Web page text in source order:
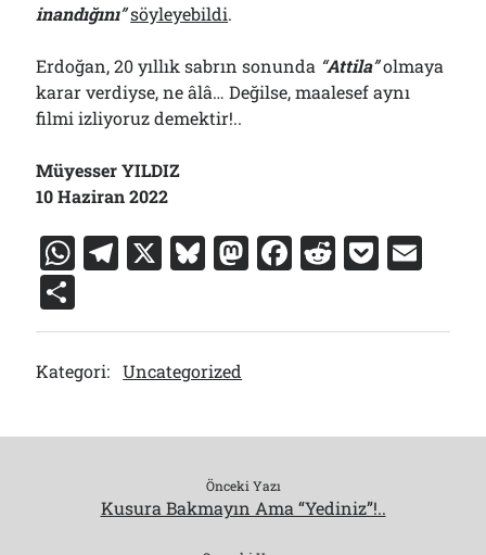
inandığını”söyleyebildi.
Erdoğan, 20 yıllık sabrın sonunda “Attila”olmaya
karar verdiyse, ne âlâ… Değilse, maalesef aynı
filmi izliyoruz demektir!..
Müyesser YILDIZ
10 Haziran 2022
W
at
s
A
p
T
e
gr
a
m
X Bl
e
s
k
y
M
st
o
F
c
o
k
R
d
P
c ai
h
ar
e
Kategori: Uncategorized
Önceki Yazı
Kusura Bakmayın Ama “Yediniz”!..